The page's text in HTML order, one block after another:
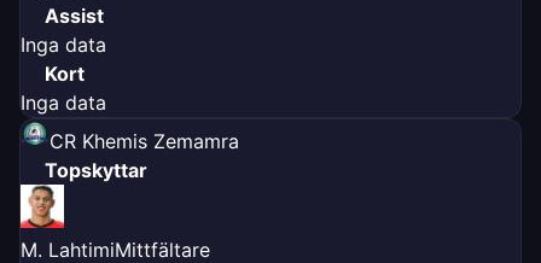
Assist
Inga data
Kort
Inga data
CR Khemis Zemamra
Topskyttar
M. LahtimiMittfältare